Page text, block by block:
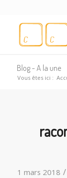
Blog - A la une
Vous êtes ici :
1 mars 2018 /